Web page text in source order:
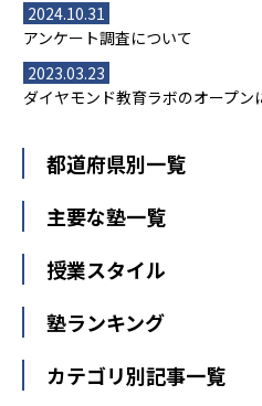
2024.10.31
アンケート調査について
2023.03.23
ダイヤモンド教育ラボのオープン
都道府県別一覧
北海道・東北
山形県
福島県
関東
東京都
神奈川県
栃木県
群馬県
主要な塾一覧
【掲載塾一覧を見る】
東京個別指導学院
明光義塾
授業スタイル
個別指導
オンライン指導
塾ランキング
中学受験ランキング
カテゴリ別記事一覧